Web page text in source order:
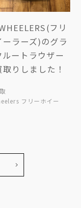
フリ
ーラーズ)のグラ
ルートラウザー
りしました！
フリーホイー